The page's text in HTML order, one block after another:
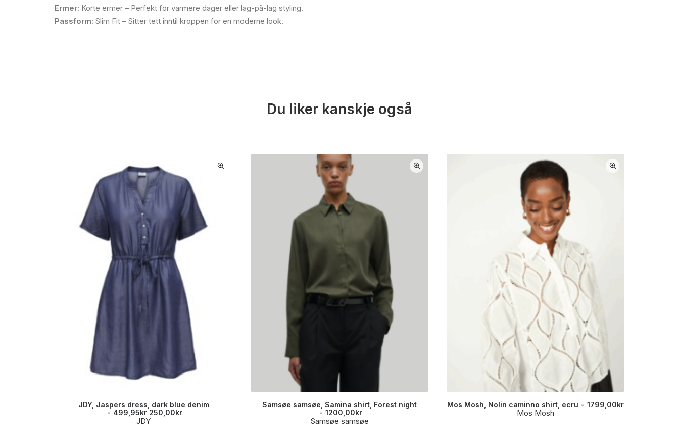
Ermer: Korte ermer – Perfekt for varmere dager eller lag-på-lag styling.
Passform: Slim Fit – Sitter tett inntil kroppen for en moderne look.
Du liker kanskje også
JDY, Jaspers dress, dark blue denim
499,95kr O
p
250,00krN
JDY
Samsøe samsøe, Samina shirt, Forest night
1200,00kr
Samsøe samsøe
Mos Mosh, Nolin caminno shirt, ecru 1799,00kr
Mos Mosh